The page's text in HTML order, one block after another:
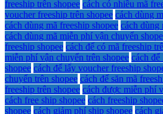
freeship trên shopee cách có nhiều mã
voucher freeship trên shopee cách dùng
cách dùng mã freeship shopee cách dùng
cách dùng mã miễn phí vận chuyển
freeship shopee cách để có mã freeship
miễn phí vận chuyển trên shopee cách để
shopee cách để lấy voucher freeship
chuyển trên shopee cách để săn mã
freeship trên shopee cách được miễn phí
cách free ship shopee cách freeship
shopee cách giảm phí ship shopee cách